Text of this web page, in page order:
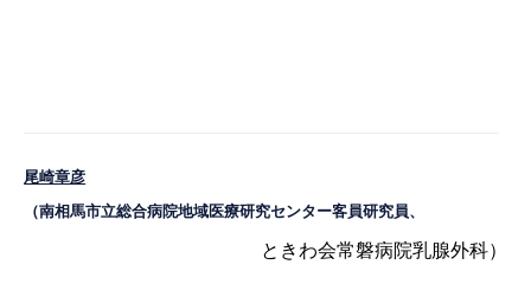
尾崎章彦
（南相馬市立総合病院地域医療研究センター客員研究員、
ときわ会常磐病院乳腺外科）